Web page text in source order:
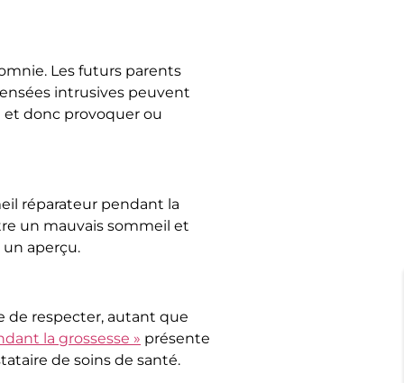
Les futurs parents
intrusives peuvent
et donc provoquer ou
réparateur pendant la
un mauvais sommeil et
un aperçu.
de respecter, autant que
la grossesse » présente
de soins de santé.